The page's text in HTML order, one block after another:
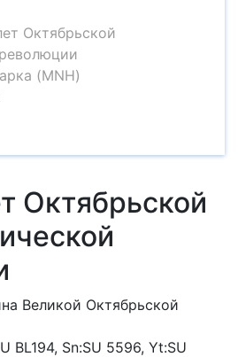
Октябрьской
(MNH)
Октябрьской
Великой Октябрьской
BL194, Sn:SU 5596, Yt:SU